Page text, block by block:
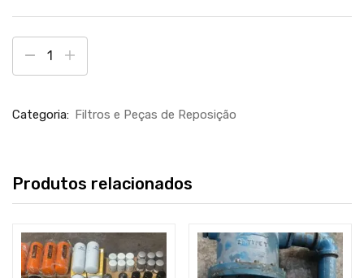
Categoria: Filtros e Peças de Reposição
Produtos relacionados